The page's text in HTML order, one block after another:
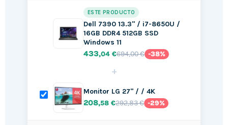
ESTE PRODUCTO
Dell 7390 13.3" / i7-8650U /
16GB DDR4 512GB SSD
Windows 11
433,04 €694,00 € -38%
+
Monitor LG 27" / / 4K
208,58 €292,83 € -29%